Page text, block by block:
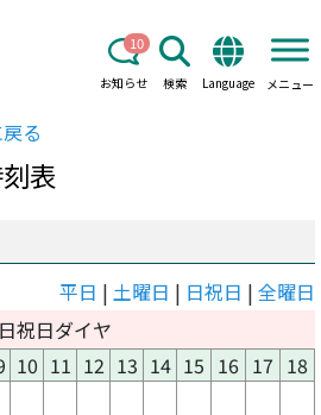
お知らせ
10
検索 Language メニュー
る
表
平日 | 土曜日 | 日祝日 | 全曜日
日祝日ダイヤ
10 11 12 13 14 15 16 17 18